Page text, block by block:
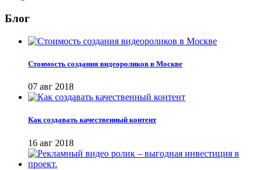
Блог
Стоимость создания видеороликов в Москве
07 авг 2018
Как создавать качественный контент
16 авг 2018